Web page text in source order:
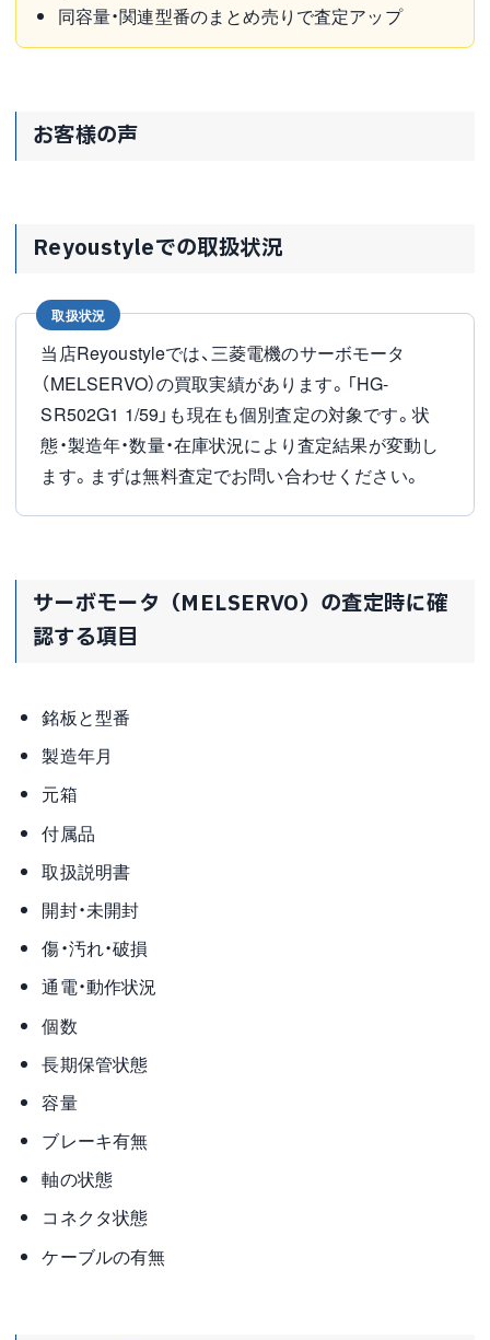
同容量・関連型番のまとめ売りで査定アップ
お客様の声
Reyoustyleでの取扱状況
取扱状況
当店Reyoustyleでは、三菱電機のサーボモータ
（MELSERVO）の買取実績があります。「HG-
SR502G1 1/59」も現在も個別査定の対象です。状
態・製造年・数量・在庫状況により査定結果が変動し
ます。まずは無料査定でお問い合わせください。
サーボモータ（MELSERVO）の査定時に確
認する項目
銘板と型番
製造年月
元箱
付属品
取扱説明書
開封・未開封
傷・汚れ・破損
通電・動作状況
個数
長期保管状態
容量
ブレーキ有無
軸の状態
コネクタ状態
ケーブルの有無